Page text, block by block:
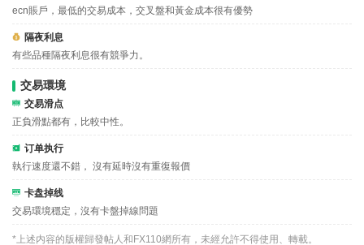
ecn賬戶，最低的交易成本，交叉盤和黃金成本很有優勢
隔夜利息
有些品種隔夜利息很有競爭力。
交易環境
交易滑点
正負滑點都有，比較中性。
订单执行
執行速度還不錯， 沒有延時沒有重復報價
卡盘掉线
交易環境穩定，沒有卡盤掉線問題
*上述内容的版權歸發帖人和FX110網所有，未經允許不得使用、轉載。